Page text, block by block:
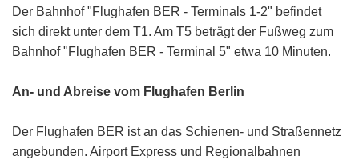
Der Bahnhof "Flughafen BER - Terminals 1-2" befindet
sich direkt unter dem T1. Am T5 beträgt der Fußweg zum
Bahnhof "Flughafen BER - Terminal 5" etwa 10 Minuten.
An- und Abreise vom Flughafen Berlin
Der Flughafen BER ist an das Schienen- und Straßennetz
angebunden. Airport Express und Regionalbahnen